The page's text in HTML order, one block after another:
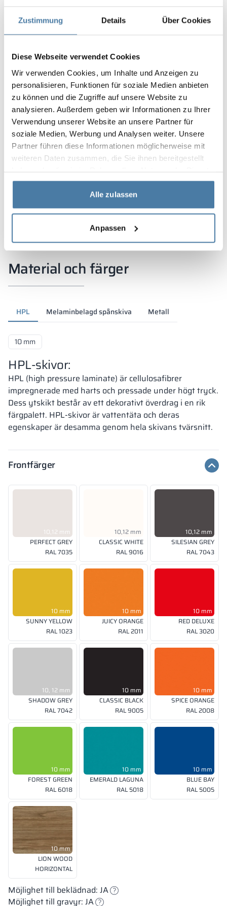
Zustimmung Details Über Cookies
Diese Webseite verwendet Cookies
Wir verwenden Cookies, um Inhalte und Anzeigen zu
personalisieren, Funktionen für soziale Medien anbieten
zu können und die Zugriffe auf unsere Website zu
analysieren. Außerdem geben wir Informationen zu Ihrer
Verwendung unserer Website an unsere Partner für
soziale Medien, Werbung und Analysen weiter. Unsere
Partner führen diese Informationen möglicherweise mit
weiteren Daten zusammen, die Sie ihnen bereitgestellt
gesammelt haben.
Alle zulassen
Anpassen
Material och färger
HPL Melaminbelagd spånskiva Metall
10 mm
HPL-skivor:
HPL (high pressure laminate) är cellulosafibrer
impregnerade med harts och pressade under högt tryck.
Dess ytskikt består av ett dekorativt överdrag i en rik
färgpalett. HPL-skivor är vattentäta och deras
egenskaper är desamma genom hela skivans tvärsnitt.
Frontfärger
10,12 mm
PERFECT GREY
RAL 7035
10,12 mm
CLASSIC WHITE
RAL 9016
10,12 mm
SILESIAN GREY
RAL 7043
10 mm
SUNNY YELLOW
RAL 1023
10 mm
JUICY ORANGE
RAL 2011
10 mm
RED DELUXE
RAL 3020
10, 12 mm
SHADOW GREY
RAL 7042
10 mm
CLASSIC BLACK
RAL 9005
10 mm
SPICE ORANGE
RAL 2008
10 mm
FOREST GREEN
RAL 6018
10 mm
EMERALD LAGUNA
RAL 5018
10 mm
BLUE BAY
RAL 5005
10 mm
LION WOOD
HORIZONTAL
Möjlighet till beklädnad: JA
Möjlighet till gravyr: JA